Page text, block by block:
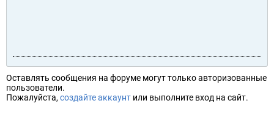
Оставлять сообщения на форуме могут только авторизованные
пользователи.
Пожалуйста, создайте аккаунт или выполните вход на сайт.